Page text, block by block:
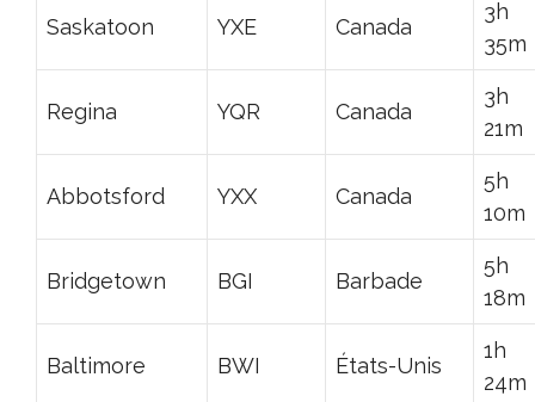
Saskatoon YXE Canada
3h
35m
Regina YQR Canada
3h
21m
Abbotsford YXX Canada
5h
10m
Bridgetown BGI Barbade
5h
18m
Baltimore BWI États-Unis
1h
24m